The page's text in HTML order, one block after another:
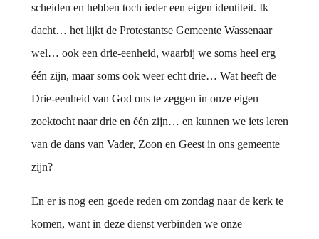
scheiden en hebben toch ieder een eigen identiteit. Ik
dacht… het lijkt de Protestantse Gemeente Wassenaar
wel… ook een drie-eenheid, waarbij we soms heel erg
één zijn, maar soms ook weer echt drie… Wat heeft de
Drie-eenheid van God ons te zeggen in onze eigen
zoektocht naar drie en één zijn… en kunnen we iets leren
van de dans van Vader, Zoon en Geest in ons gemeente
zijn?
En er is nog een goede reden om zondag naar de kerk te
komen, want in deze dienst verbinden we onze